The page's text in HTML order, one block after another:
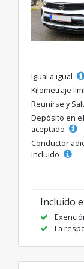
Igual a igual
Kilometraje
Reunirse y
Depósito en
aceptado
Conductor
incluido
Incluido
La